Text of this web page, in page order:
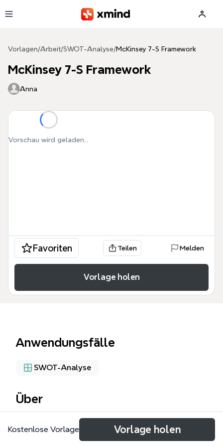
Vorlagen/Arbeit/SWOT-Analyse/McKinsey 7-S Framework
McKinsey 7-S Framework
Anna
Vorschau wird geladen...
Favoriten Teilen Melden
Vorlage holen
Anwendungsfälle
SWOT-Analyse
Über
The McKinsey 7-S Framework mind map template
breaks down the classic management model into
Kostenlose Vorlage Vorlage holen